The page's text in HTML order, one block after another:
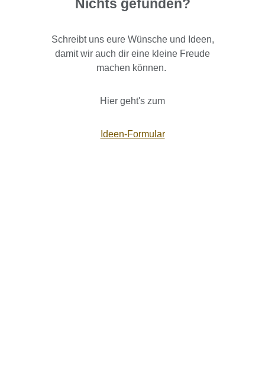
Nichts gefunden?
Schreibt uns eure Wünsche und Ideen,
damit wir auch dir eine kleine Freude
machen können.
Hier geht's zum
Ideen-Formular